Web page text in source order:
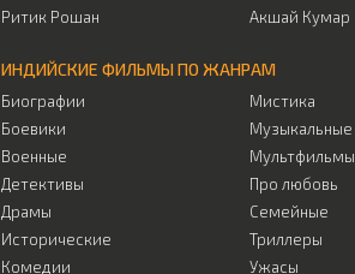
Ритик Рошан
Акшай Кумар
ИНДИЙСКИЕ ФИЛЬМЫ ПО ЖАНРАМ
Биографии
Боевики
Военные
Детективы
Драмы
Исторические
Комедии
Мистика
Музыкальные
Мультфильмы
Про любовь
Семейные
Триллеры
Ужасы